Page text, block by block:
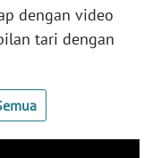
dengan video
tari dengan